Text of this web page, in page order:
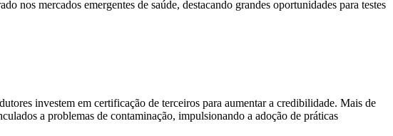
nos mercados emergentes de saúde, destacando grandes oportunidades para testes
investem em certificação de terceiros para aumentar a credibilidade. Mais de
a problemas de contaminação, impulsionando a adoção de práticas